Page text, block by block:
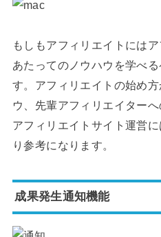
もしもアフィリエイトには
あたってのノウハウを学べ
す。アフィリエイトの始め
ウ、先輩アフィリエイター
アフィリエイトサイト運営
り参考になります。
成果発生通知機能